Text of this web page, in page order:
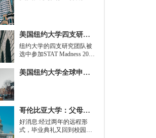
下，你只需要一个理论基础
就可以开始就读这类项目：
即先参加几门先修课程，通
常包括程序语言，如
Python、微积分和计算机科
学相关课程。
美国纽约大学四支研究团队被选中参加STAT Madness 2022竞赛
​纽约大学的四支研究团队被
选中参加STAT Madness 2022
三月疯狂启发的健康和科学
美国纽约大学全球申请群体规模不断扩大
哥伦比亚大学：父母参加毕业典礼可以做什么？
好消息:经过两年的远程形
式，毕业典礼又回到校园了!